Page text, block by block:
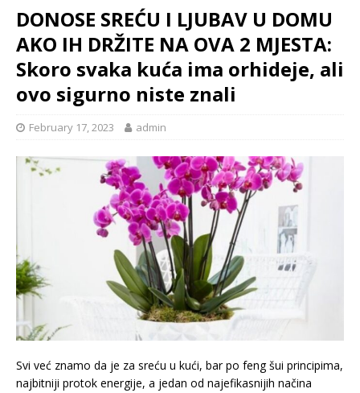
DONOSE SREĆU I LJUBAV U DOMU
AKO IH DRŽITE NA OVA 2 MJESTA:
Skoro svaka kuća ima orhideje, ali
ovo sigurno niste znali
February 17, 2023 admin
Svi već znamo da je za sreću u kući, bar po feng šui principima,
najbitniji protok energije, a jedan od najefikasnijih načina